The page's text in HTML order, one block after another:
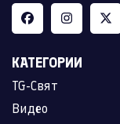
КАТЕГОРИИ
TG-Свят
Видео